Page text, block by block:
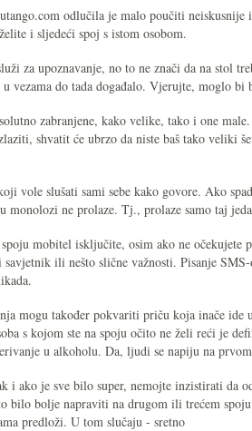
odlučila je malo poučiti
i sljedeći spoj s istom osobom.
za upoznavanje, no to ne znači da na stol
u vezama do tada događalo. Vjerujte, moglo
zabranjene, kako velike, tako i one
shvatit će ubrzo da niste baš tako veliki
vole slušati sami sebe kako govore. Ako
monolozi ne prolaze. Tj., prolaze samo taj
mobitel isključite, osim ako ne očekujete
savjetnik ili nešto slične važnosti. Pisanje
mogu također pokvariti priču koja inače
s kojom ste na spoju očito ne želi reći je
u alkoholu. Da, ljudi se napiju na
i ako je sve bilo super, nemojte inzistirati da
bilo bolje napraviti na drugom ili trećem
predloži. U tom slučaju - sretno